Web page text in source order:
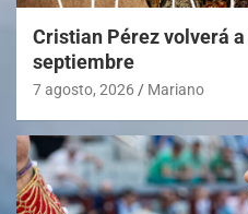
Cristian Pérez volverá
septiembre
7 agosto, 2026 Mariano